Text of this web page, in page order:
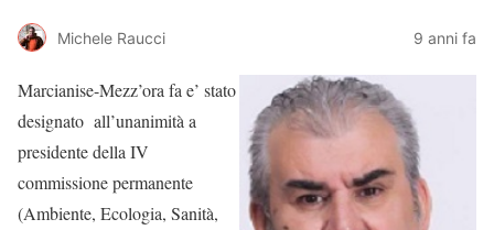
Michele Raucci 9 anni fa
Marcianise-Mezz’ora fa e’ stato
designato all’unanimità a
presidente della IV
commissione permanente
(Ambiente, Ecologia, Sanità,